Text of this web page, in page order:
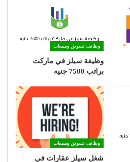
وظائف تسويق ومبيعات
وظيفة سيلز في ماركت
براتب 7500 جنيه
وظائف تسويق ومبيعات
شغل سيلز عقارات في